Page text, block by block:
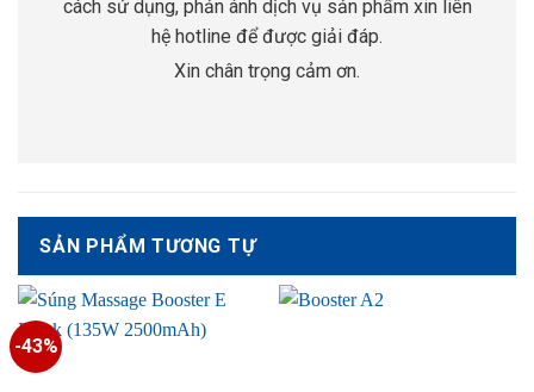
cách sử dụng, phản ánh dịch vụ sản phẩm xin liên
hệ hotline để được giải đáp.
Xin chân trọng cảm ơn.
SẢN PHẨM TƯƠNG TỰ
-43%